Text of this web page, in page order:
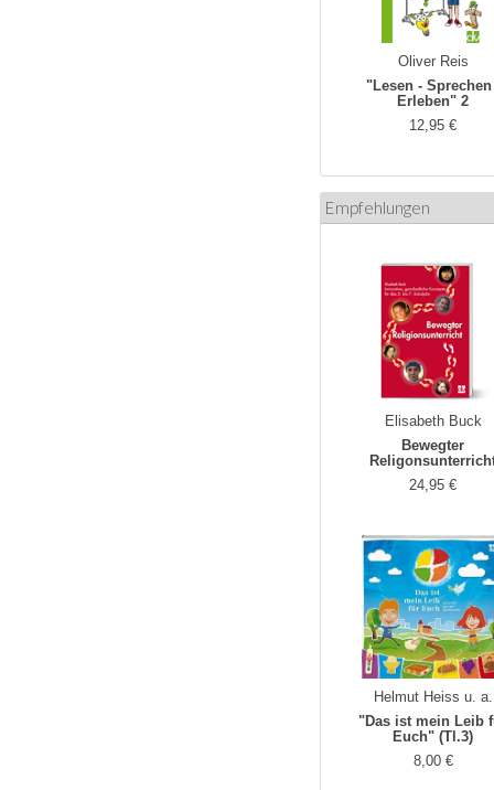
Oliver Reis
"Lesen - Sprechen
Erleben" 2
12,95 €
Empfehlungen
Elisabeth Buck
Bewegter
24,95 €
Helmut Heiss u. a.
"Das ist mein Leib
Euch" (Tl.3)
8,00 €